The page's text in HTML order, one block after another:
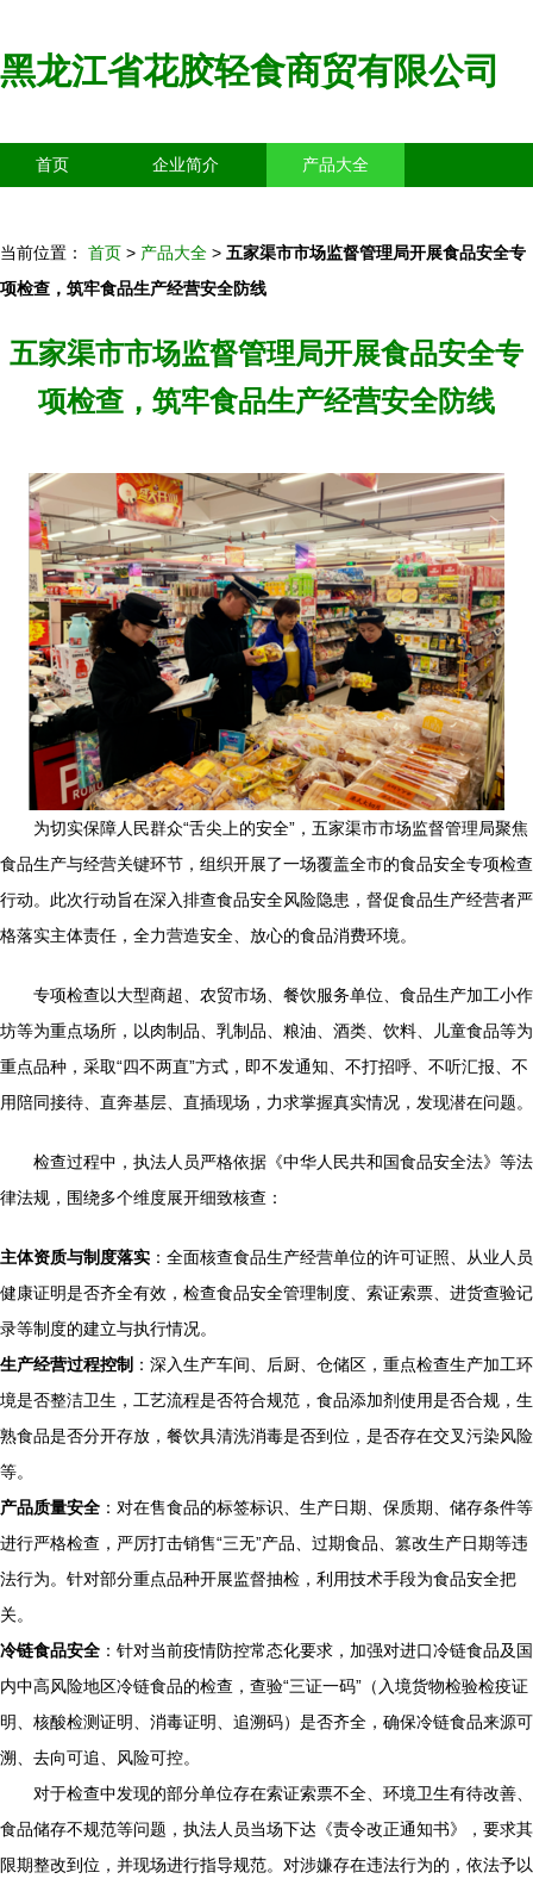
黑龙江省花胶轻食商贸有限公司
首页 企业简介 产品大全
当前位置： 首页 > 产品大全 > 五家渠市市场监督管理局开展食品安全专
项检查，筑牢食品生产经营安全防线
五家渠市市场监督管理局开展食品安全专
项检查，筑牢食品生产经营安全防线
为切实保障人民群众“舌尖上的安全”，五家渠市市场监督管理局聚焦
食品生产与经营关键环节，组织开展了一场覆盖全市的食品安全专项检查
行动。此次行动旨在深入排查食品安全风险隐患，督促食品生产经营者严
格落实主体责任，全力营造安全、放心的食品消费环境。
专项检查以大型商超、农贸市场、餐饮服务单位、食品生产加工小作
坊等为重点场所，以肉制品、乳制品、粮油、酒类、饮料、儿童食品等为
重点品种，采取“四不两直”方式，即不发通知、不打招呼、不听汇报、不
用陪同接待、直奔基层、直插现场，力求掌握真实情况，发现潜在问题。
检查过程中，执法人员严格依据《中华人民共和国食品安全法》等法
律法规，围绕多个维度展开细致核查：
主体资质与制度落实 ：全面核查食品生产经营单位的许可证照、从业人员
健康证明是否齐全有效，检查食品安全管理制度、索证索票、进货查验记
录等制度的建立与执行情况。
生产经营过程控制 ：深入生产车间、后厨、仓储区，重点检查生产加工环
境是否整洁卫生，工艺流程是否符合规范，食品添加剂使用是否合规，生
熟食品是否分开存放，餐饮具清洗消毒是否到位，是否存在交叉污染风险
等。
产品质量安全 ：对在售食品的标签标识、生产日期、保质期、储存条件等
进行严格检查，严厉打击销售“三无”产品、过期食品、篡改生产日期等违
法行为。针对部分重点品种开展监督抽检，利用技术手段为食品安全把
关。
冷链食品安全 ：针对当前疫情防控常态化要求，加强对进口冷链食品及国
内中高风险地区冷链食品的检查，查验“三证一码”（入境货物检验检疫证
明、核酸检测证明、消毒证明、追溯码）是否齐全，确保冷链食品来源可
溯、去向可追、风险可控。
对于检查中发现的部分单位存在索证索票不全、环境卫生有待改善、
食品储存不规范等问题，执法人员当场下达《责令改正通知书》，要求其
限期整改到位，并现场进行指导规范。对涉嫌存在违法行为的，依法予以